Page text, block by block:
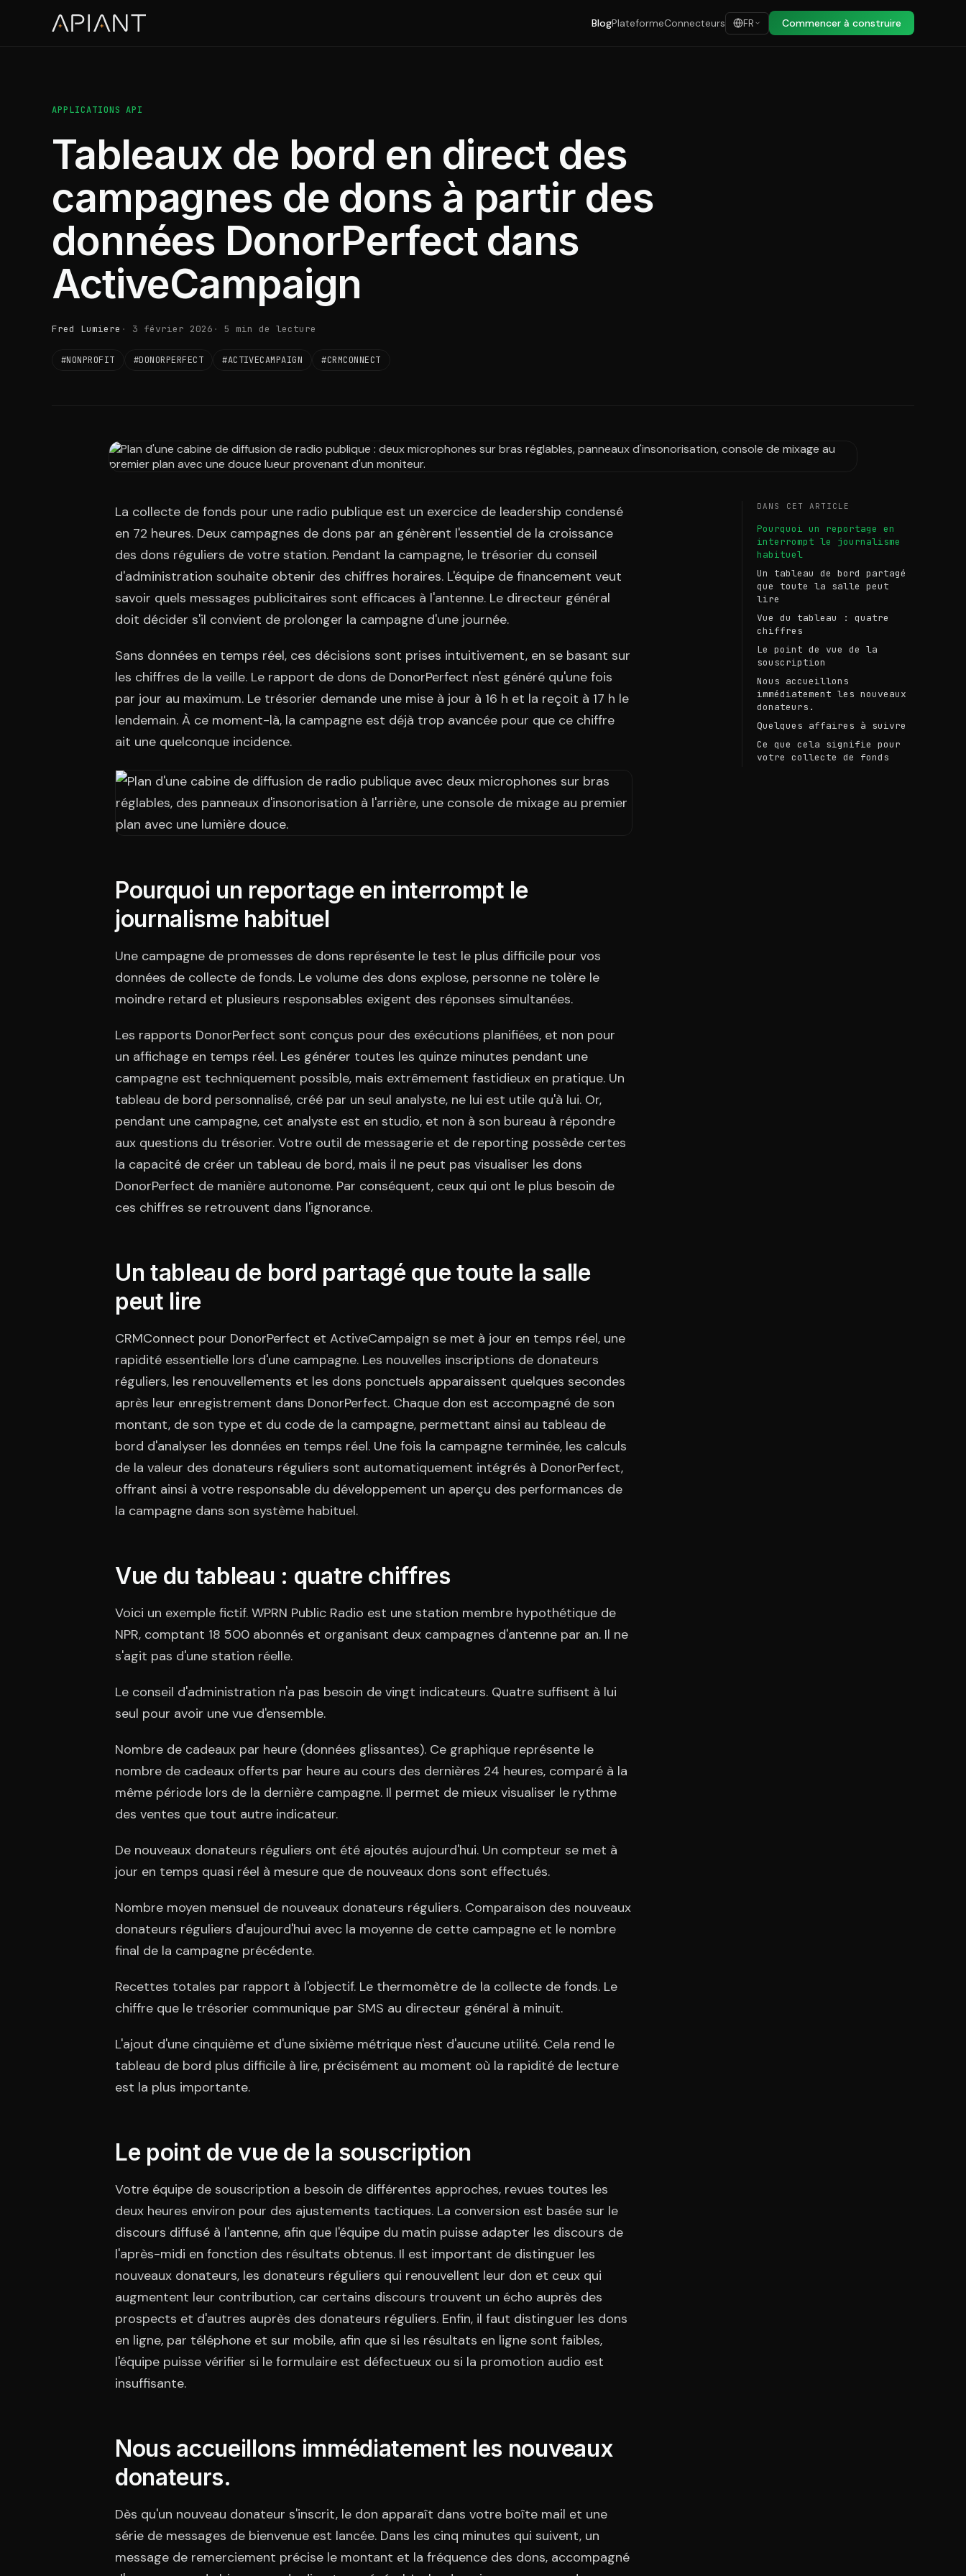
BlogPlateformeConnecteurs FR Commencer à construire
APPLICATIONS API
Tableaux de bord en direct des
campagnes de dons à partir des
données DonorPerfect dans
ActiveCampaign
Fred Lumiere 3 février 2026 5 min de lecture
#NONPROFIT #DONORPERFECT #ACTIVECAMPAIGN #CRMCONNECT
La collecte de fonds pour une radio publique est un exercice de leadership condensé
en 72 heures. Deux campagnes de dons par an génèrent l'essentiel de la croissance
des dons réguliers de votre station. Pendant la campagne, le trésorier du conseil
d'administration souhaite obtenir des chiffres horaires. L'équipe de financement veut
savoir quels messages publicitaires sont efficaces à l'antenne. Le directeur général
doit décider s'il convient de prolonger la campagne d'une journée.
Sans données en temps réel, ces décisions sont prises intuitivement, en se basant sur
les chiffres de la veille. Le rapport de dons de DonorPerfect n'est généré qu'une fois
par jour au maximum. Le trésorier demande une mise à jour à 16 h et la reçoit à 17 h le
lendemain. À ce moment-là, la campagne est déjà trop avancée pour que ce chiffre
ait une quelconque incidence.
Pourquoi un reportage en interrompt le
journalisme habituel
Une campagne de promesses de dons représente le test le plus difficile pour vos
données de collecte de fonds. Le volume des dons explose, personne ne tolère le
moindre retard et plusieurs responsables exigent des réponses simultanées.
Les rapports DonorPerfect sont conçus pour des exécutions planifiées, et non pour
un affichage en temps réel. Les générer toutes les quinze minutes pendant une
campagne est techniquement possible, mais extrêmement fastidieux en pratique. Un
tableau de bord personnalisé, créé par un seul analyste, ne lui est utile qu'à lui. Or,
pendant une campagne, cet analyste est en studio, et non à son bureau à répondre
aux questions du trésorier. Votre outil de messagerie et de reporting possède certes
la capacité de créer un tableau de bord, mais il ne peut pas visualiser les dons
DonorPerfect de manière autonome. Par conséquent, ceux qui ont le plus besoin de
ces chiffres se retrouvent dans l'ignorance.
Un tableau de bord partagé que toute la salle
peut lire
CRMConnect pour DonorPerfect et ActiveCampaign se met à jour en temps réel, une
rapidité essentielle lors d'une campagne. Les nouvelles inscriptions de donateurs
réguliers, les renouvellements et les dons ponctuels apparaissent quelques secondes
après leur enregistrement dans DonorPerfect. Chaque don est accompagné de son
montant, de son type et du code de la campagne, permettant ainsi au tableau de
bord d'analyser les données en temps réel. Une fois la campagne terminée, les calculs
de la valeur des donateurs réguliers sont automatiquement intégrés à DonorPerfect,
offrant ainsi à votre responsable du développement un aperçu des performances de
la campagne dans son système habituel.
Vue du tableau : quatre chiffres
Voici un exemple fictif. WPRN Public Radio est une station membre hypothétique de
NPR, comptant 18 500 abonnés et organisant deux campagnes d'antenne par an. Il ne
s'agit pas d'une station réelle.
Le conseil d'administration n'a pas besoin de vingt indicateurs. Quatre suffisent à lui
seul pour avoir une vue d'ensemble.
Nombre de cadeaux par heure (données glissantes). Ce graphique représente le
nombre de cadeaux offerts par heure au cours des dernières 24 heures, comparé à la
même période lors de la dernière campagne. Il permet de mieux visualiser le rythme
des ventes que tout autre indicateur.
De nouveaux donateurs réguliers ont été ajoutés aujourd'hui. Un compteur se met à
jour en temps quasi réel à mesure que de nouveaux dons sont effectués.
Nombre moyen mensuel de nouveaux donateurs réguliers. Comparaison des nouveaux
donateurs réguliers d'aujourd'hui avec la moyenne de cette campagne et le nombre
final de la campagne précédente.
Recettes totales par rapport à l'objectif. Le thermomètre de la collecte de fonds. Le
chiffre que le trésorier communique par SMS au directeur général à minuit.
L'ajout d'une cinquième et d'une sixième métrique n'est d'aucune utilité. Cela rend le
tableau de bord plus difficile à lire, précisément au moment où la rapidité de lecture
est la plus importante.
Le point de vue de la souscription
Votre équipe de souscription a besoin de différentes approches, revues toutes les
deux heures environ pour des ajustements tactiques. La conversion est basée sur le
discours diffusé à l'antenne, afin que l'équipe du matin puisse adapter les discours de
l'après-midi en fonction des résultats obtenus. Il est important de distinguer les
nouveaux donateurs, les donateurs réguliers qui renouvellent leur don et ceux qui
augmentent leur contribution, car certains discours trouvent un écho auprès des
prospects et d'autres auprès des donateurs réguliers. Enfin, il faut distinguer les dons
en ligne, par téléphone et sur mobile, afin que si les résultats en ligne sont faibles,
l'équipe puisse vérifier si le formulaire est défectueux ou si la promotion audio est
insuffisante.
Nous accueillons immédiatement les nouveaux
donateurs.
Dès qu'un nouveau donateur s'inscrit, le don apparaît dans votre boîte mail et une
série de messages de bienvenue est lancée. Dans les cinq minutes qui suivent, un
message de remerciement précise le montant et la fréquence des dons, accompagné
DANS CET ARTICLE
Pourquoi un reportage en
interrompt le journalisme
habituel
Un tableau de bord partagé
que toute la salle peut
lire
Vue du tableau : quatre
chiffres
Le point de vue de la
souscription
Nous accueillons
immédiatement les nouveaux
donateurs.
Quelques affaires à suivre
Ce que cela signifie pour
votre collecte de fonds